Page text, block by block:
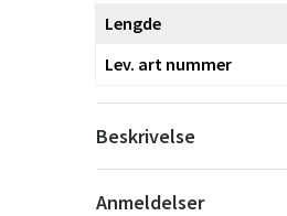
Lengde
Lev. art nummer
Beskrivelse
Anmeldelser